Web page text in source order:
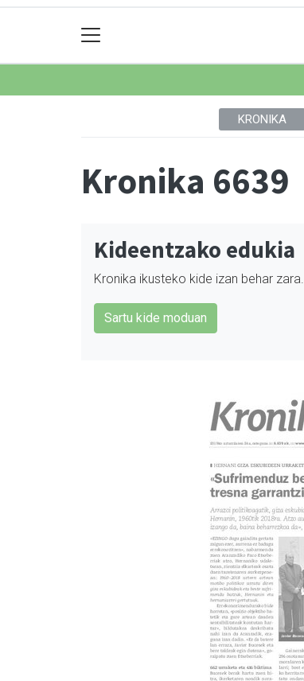
KRONIKA
Kronika 6639
Kideentzako edukia
Kronika ikusteko kide izan behar zara.
Sartu kide moduan